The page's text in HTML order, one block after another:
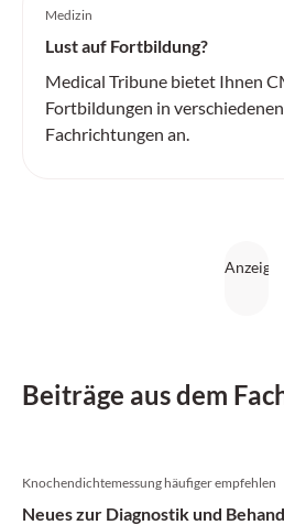
Medizin
Lust auf Fortbildung?
Medical Tribune bietet Ihnen
Fortbildungen in
Fachrichtungen an.
Beiträge aus dem
Knochendichtemessung häufiger empfehlen
Neues zur Diagnostik und